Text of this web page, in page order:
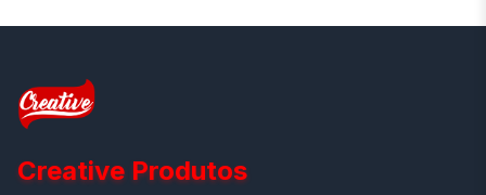
Creative Produtos